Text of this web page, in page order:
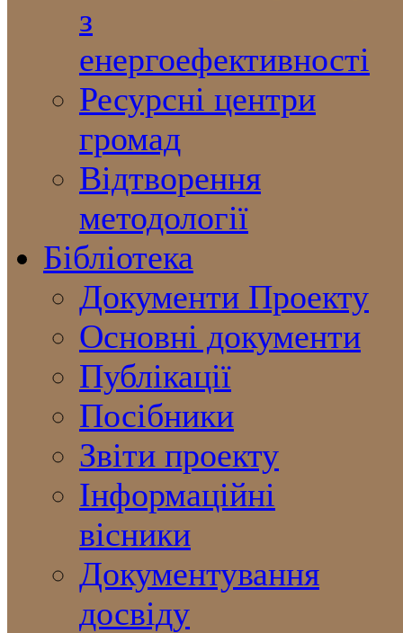
з
енергоефективності
Ресурсні центри
громад
Відтворення
методології
Бібліотека
Документи Проекту
Основні документи
Публікації
Посібники
Звіти проекту
Інформаційні
вісники
Документування
досвіду